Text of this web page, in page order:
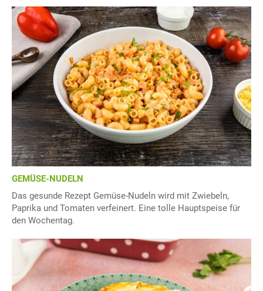
GEMÜSE-NUDELN
Das gesunde Rezept Gemüse-Nudeln wird mit Zwiebeln,
Paprika und Tomaten verfeinert. Eine tolle Hauptspeise für
den Wochentag.